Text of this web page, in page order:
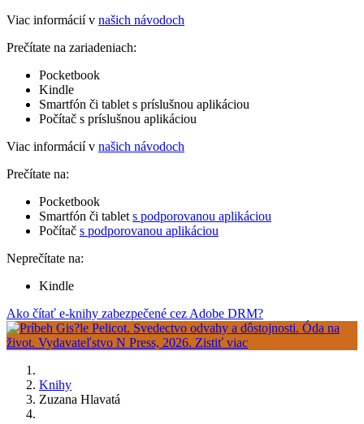
Viac informácií v našich návodoch
Prečítate na zariadeniach:
Pocketbook
Kindle
Smartfón či tablet s príslušnou aplikáciou
Počítač s príslušnou aplikáciou
Viac informácií v našich návodoch
Prečítate na:
Pocketbook
Smartfón či tablet s podporovanou aplikáciou
Počítač s podporovanou aplikáciou
Neprečítate na:
Kindle
Ako čítať e-knihy zabezpečené cez Adobe DRM?
Knihy
Zuzana Hlavatá